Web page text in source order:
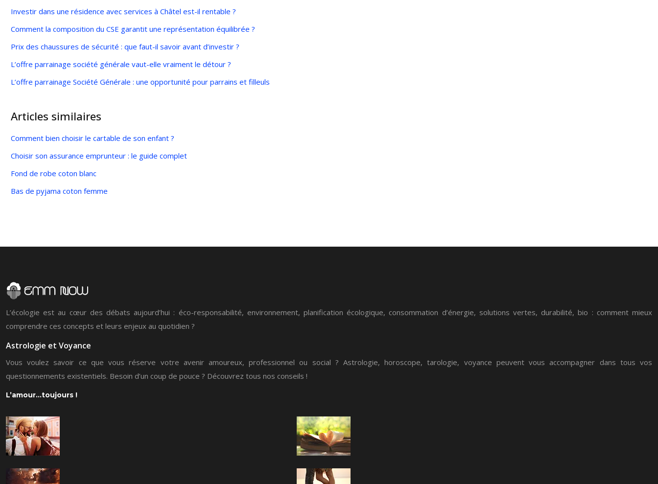
Investir dans une résidence avec services à Châtel est-il rentable ?
Comment la composition du CSE garantit une représentation équilibrée ?
Prix des chaussures de sécurité : que faut-il savoir avant d’investir ?
L’offre parrainage société générale vaut-elle vraiment le détour ?
L’offre parrainage Société Générale : une opportunité pour parrains et filleuls
Articles similaires
Comment bien choisir le cartable de son enfant ?
Choisir son assurance emprunteur : le guide complet
Fond de robe coton blanc
Bas de pyjama coton femme
L’écologie est au cœur des débats aujourd’hui : éco-responsabilité, environnement, planification écologique, consommation d’énergie, solutions vertes, durabilité, bio : comment mieux
comprendre ces concepts et leurs enjeux au quotidien ?
Astrologie et Voyance
Vous voulez savoir ce que vous réserve votre avenir amoureux, professionnel ou social ? Astrologie, horoscope, tarologie, voyance peuvent vous accompagner dans tous vos
questionnements existentiels. Besoin d’un coup de pouce ? Découvrez tous nos conseils !
L’amour…toujours !